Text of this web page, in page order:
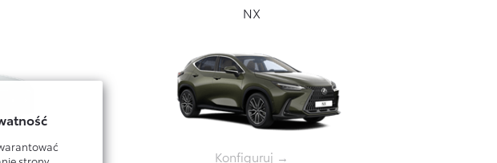
NX
Konfiguruj →